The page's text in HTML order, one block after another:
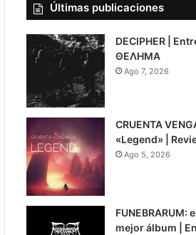
Últimas publicaciones
DECIPHER |
ΘΕΛΗΜΑ
Ago 7, 2026
7
CRUENTA
«Legend» |
Ago 5, 2026
FUNEBRARUM:
mejor álbum |